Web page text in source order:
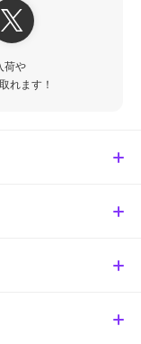
荷や
れます！